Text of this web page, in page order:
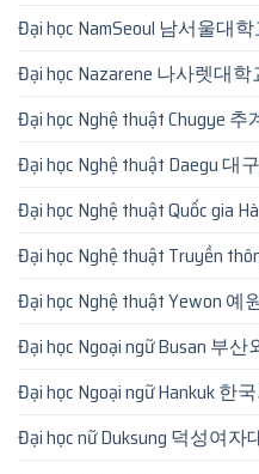
Đại học NamSeoul 남서울대
Đại học Nazarene 나사렛대학
Đại học Nghệ thuật Chugye
Đại học Nghệ thuật Daegu 대
Đại học Nghệ thuật Quốc gia
Đại học Nghệ thuật Truyền
Đại học Nghệ thuật Yewon 예
Đại học Ngoại ngữ Busan 부
Đại học Ngoại ngữ Hankuk 한
Đại học nữ Duksung 덕성여자